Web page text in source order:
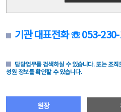
기관 대표전화 ☏ 053-
담당업무를 검색하실 수 있습니다. 또는 조
성원 정보를 확인할 수 있습니다.
원장